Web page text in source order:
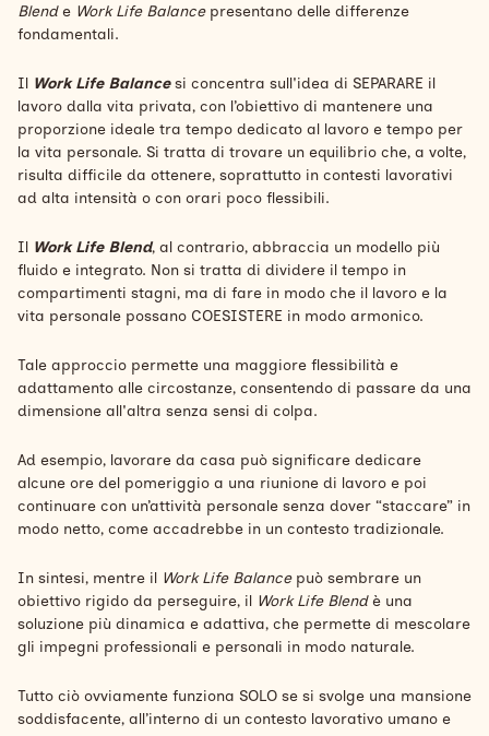
Blend e Work Life Balance presentano delle differenze
fondamentali.
Il Work Life Balance si concentra sull'idea di SEPARARE il
lavoro dalla vita privata, con l’obiettivo di mantenere una
proporzione ideale tra tempo dedicato al lavoro e tempo per
la vita personale. Si tratta di trovare un equilibrio che, a volte,
risulta difficile da ottenere, soprattutto in contesti lavorativi
ad alta intensità o con orari poco flessibili.
Il Work Life Blend, al contrario, abbraccia un modello più
fluido e integrato. Non si tratta di dividere il tempo in
compartimenti stagni, ma di fare in modo che il lavoro e la
vita personale possano COESISTERE in modo armonico.
Tale approccio permette una maggiore flessibilità e
adattamento alle circostanze, consentendo di passare da una
dimensione all'altra senza sensi di colpa.
Ad esempio, lavorare da casa può significare dedicare
alcune ore del pomeriggio a una riunione di lavoro e poi
continuare con un’attività personale senza dover “staccare” in
modo netto, come accadrebbe in un contesto tradizionale.
In sintesi, mentre il Work Life Balance può sembrare un
obiettivo rigido da perseguire, il Work Life Blend è una
soluzione più dinamica e adattiva, che permette di mescolare
gli impegni professionali e personali in modo naturale.
Tutto ciò ovviamente funziona SOLO se si svolge una mansione
soddisfacente, all’interno di un contesto lavorativo umano e